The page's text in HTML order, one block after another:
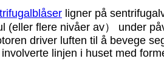
ligner på
(eller flere nivåer av） under
driver luften til å bevege
linjen i huset med